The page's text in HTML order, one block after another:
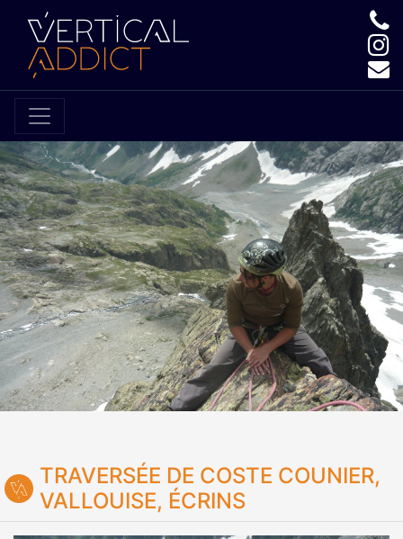
TRAVERSÉE DE COSTE COUNIER,
VALLOUISE, ÉCRINS